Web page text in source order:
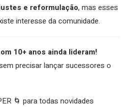
e reformulação, mas esses
interesse da comunidade.
10+ anos ainda lideram!
precisar lançar sucessores o
🌀 para todas novidades